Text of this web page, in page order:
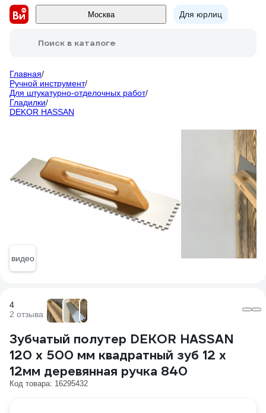
Москва Для юрлиц
Поиск в каталоге
Главная/
Ручной инструмент/
Для штукатурно-отделочных работ/
Гладилки/
DEKOR HASSAN
видео
4
2 отзыва
Зубчатый полутер DEKOR HASSAN
120 х 500 мм квадратный зуб 12 х
12мм деревянная ручка 840
Код товара: 16295432